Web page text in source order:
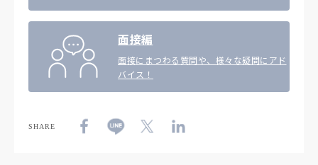
面接編
面接にまつわる質問や、様々な疑問にアド
バイス！
SHARE